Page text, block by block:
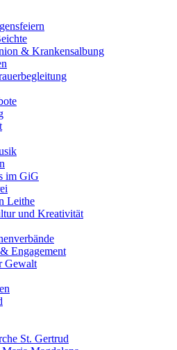
& Krankensalbung
im GiG
Leithe
und Kreativität
Engagement
Gewalt
St. Gertrud